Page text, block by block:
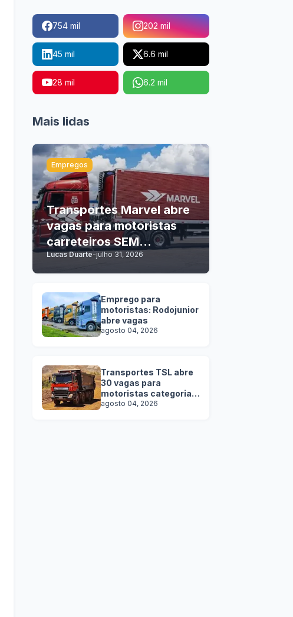
754 mil 202 mil
45 mil 6.6 mil
28 mil 6.2 mil
Mais lidas
Empregos
Transportes Marvel abre
vagas para motoristas
carreteiros SEM
EXPERIÊNCIA
Lucas Duarte-julho 31, 2026
Emprego para
motoristas: Rodojunior
abre vagas
agosto 04, 2026
Transportes TSL abre
30 vagas para
motoristas categoria D
e E
agosto 04, 2026